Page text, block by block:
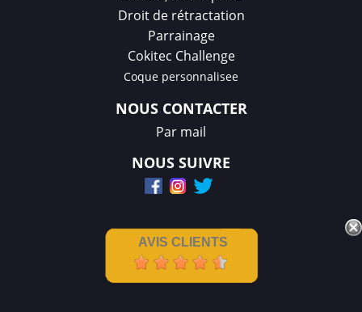
Droit de rétractation
Parrainage
Cokitec Challenge
Coque personnalisee
NOUS CONTACTER
Par mail
NOUS SUIVRE
AVIS CLIENTS